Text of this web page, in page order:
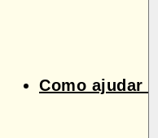
Como ajudar